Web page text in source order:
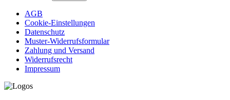
AGB
Cookie-Einstellungen
Datenschutz
Muster-Widerrufsformular
Zahlung und Versand
Widerrufsrecht
Impressum